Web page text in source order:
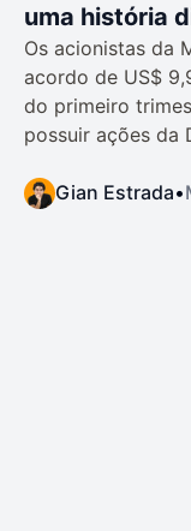
uma história
Os acionistas da
acordo de US$
do primeiro
possuir ações da
Gian Estrada•